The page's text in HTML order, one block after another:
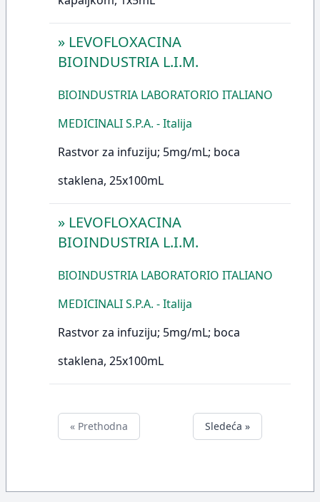
» LEVOFLOXACINA
BIOINDUSTRIA L.I.M.
BIOINDUSTRIA LABORATORIO ITALIANO
MEDICINALI S.P.A. - Italija
Rastvor za infuziju; 5mg/mL; boca
staklena, 25x100mL
» LEVOFLOXACINA
BIOINDUSTRIA L.I.M.
BIOINDUSTRIA LABORATORIO ITALIANO
MEDICINALI S.P.A. - Italija
Rastvor za infuziju; 5mg/mL; boca
staklena, 25x100mL
« Prethodna Sledeća »